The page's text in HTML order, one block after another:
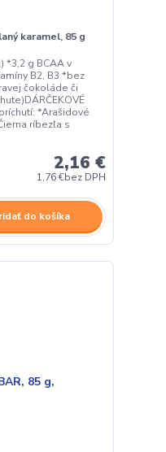
karamel, 85 g
*3,2 g BCAA v
B2, B3 *bez
čokoláde či
*Arašidové
ríbezľa s
2,16 €
1,76 €bez DPH
do košíka